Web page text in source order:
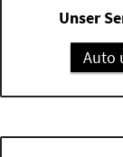
Unser
Auto